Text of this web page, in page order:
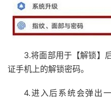
3.将面部用于【解锁】
证手机上的解锁密码。
4.进入后系统会弹出